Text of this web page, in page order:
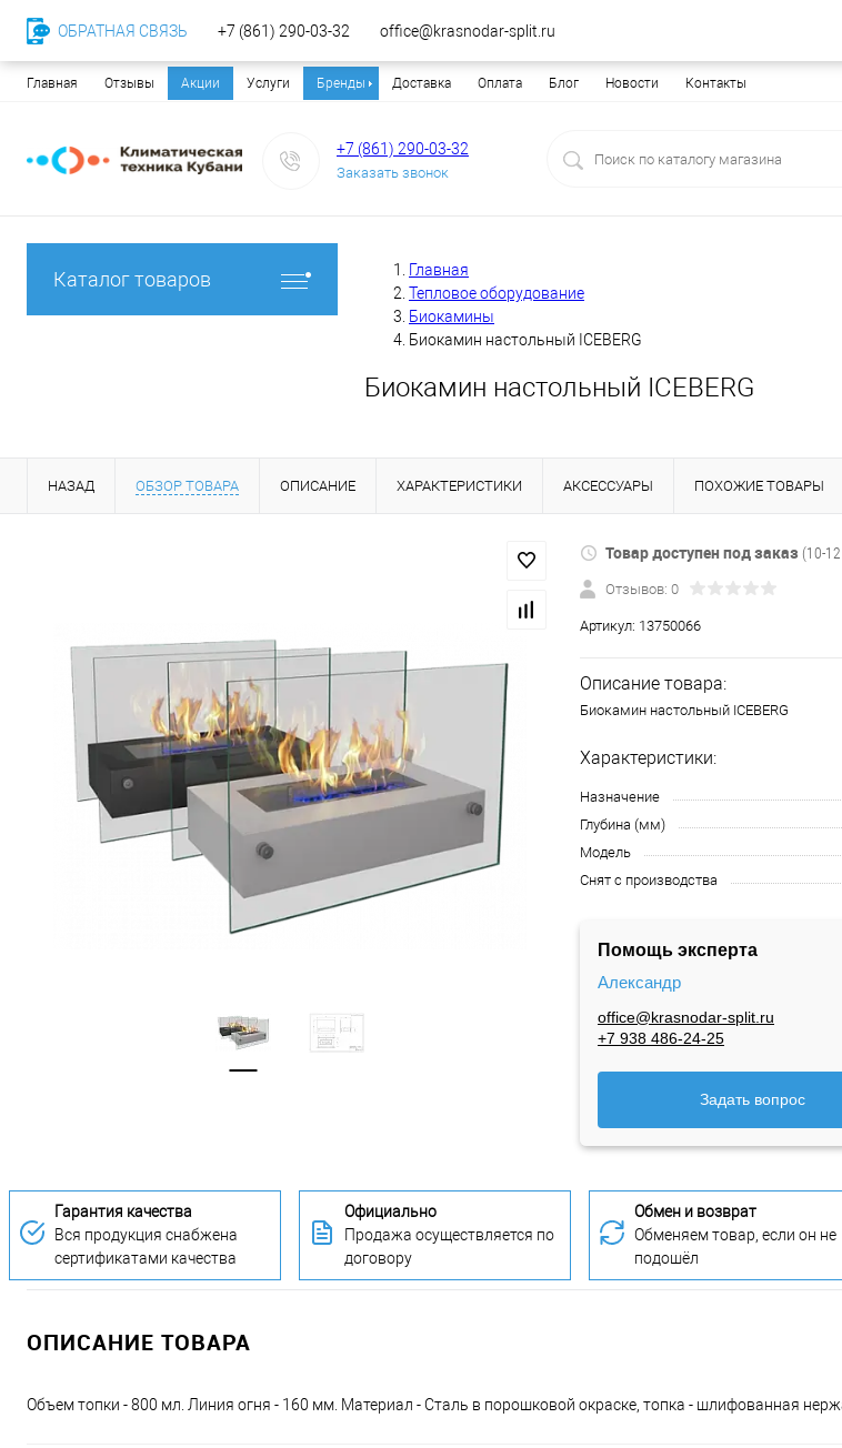
Главная Отзывы Акции Услуги Бренды Доставка Оплата Блог Новости Контакты
+7 (861) 290-03-32
Заказать звонок
Каталог товаров
Главная
Тепловое оборудование
Биокамины
Биокамин настольный ICEBERG
Биокамин настольный ICEBERG
НАЗАД ОБЗОР ТОВАРА ОПИСАНИЕ ХАРАКТЕРИСТИКИ АКСЕССУАРЫ ПОХОЖИЕ ТОВАРЫ
Товар доступен под заказ (10-
Отзывов: 0
Артикул: 13750066
Описание товара:
Биокамин настольный ICEBERG
Характеристики:
Назначение
Глубина (мм)
Модель
Снят с производства
Помощь эксперта
Александр
office@krasnodar-split.ru
+7 938 486-24-25
Задать вопрос
Гарантия качества
Вся продукция снабжена
сертификатами качества
Официально
Продажа осуществляется по
договору
Обмен и возврат
Обменяем товар, если он не
подошёл
ОПИСАНИЕ ТОВАРА
Объем топки - 800 мл. Линия огня - 160 мм. Материал - Сталь в порошковой окраске, топка - шлифованная
ОБРАТНАЯ СВЯЗЬ +7 (861) 290-03-32 office@krasnodar-split.ru